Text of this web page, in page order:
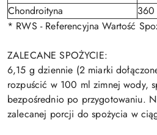
Chondroityna
360
* RWS - Referencyjna Wartość
ZALECANE SPOŻYCIE:
6,15 g dziennie (2 miarki
rozpuścić w 100 ml zimnej wody,
bezpośrednio po przygotowaniu.
zalecanej porcji do spożycia w